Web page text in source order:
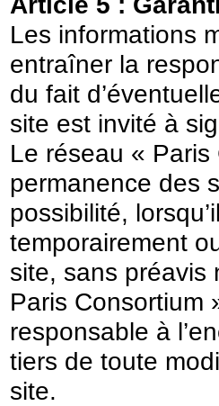
Les informations
entraîner la
du fait
site est invité à
Le réseau «
permanence des
possibilité,
temporairement
site, sans préavis
Paris Consortium
responsable à
tiers de toute
site.